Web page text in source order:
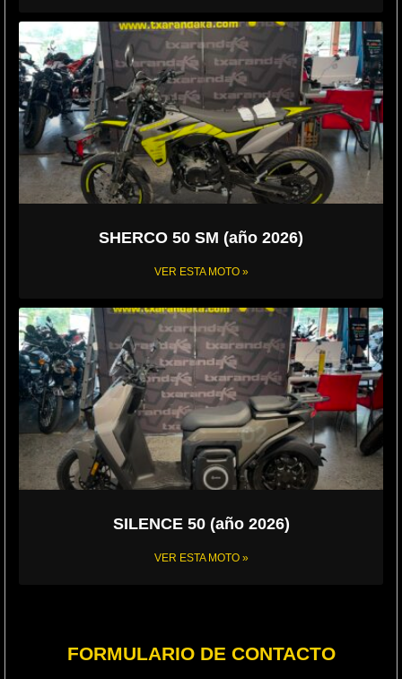
SHERCO 50 SM (año 2026)
VER ESTA MOTO »
SILENCE 50 (año 2026)
VER ESTA MOTO »
FORMULARIO DE CONTACTO